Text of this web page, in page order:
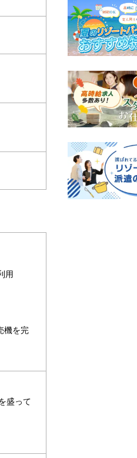
用
機を完
盛って